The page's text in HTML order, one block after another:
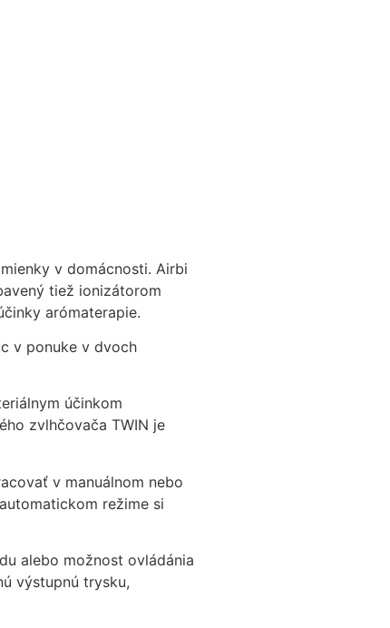
v domácnosti. Airbi
tiež ionizátorom
arómaterapie.
v ponuke v dvoch
účinkom
zvlhčovača TWIN je
v manuálnom nebo
režime si
alebo možnost ovládánia
výstupnú trysku,